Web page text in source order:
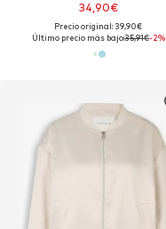
34,90€
Precio original: 39,90€
Último precio más bajo:35,91€-2%